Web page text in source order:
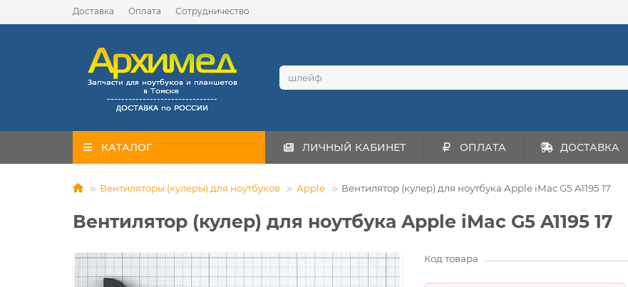
Доставка Оплата Сотрудничество
КАТАЛОГ ЛИЧНЫЙ КАБИНЕТ ОПЛАТА ДОСТАВКА
Вентиляторы (кулеры) для ноутбуков Apple Вентилятор (кулер) для ноутбука Apple iMac G5 A1195 17
Вентилятор (кулер) для ноутбука Apple iMac G5 A1195 17
Код товара